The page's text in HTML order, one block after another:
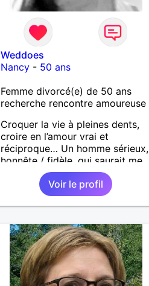
Weddoes
Nancy- 50 ans
Femme divorcé(e) de 50 ans
recherche rencontre amoureuse
Croquer la vie à pleines dents,
croire en l’amour vrai et
réciproque… Un homme sérieux,
honnête / fidèle, qui saurait me
faire rire à nouveau, est le bien
Voir le profil